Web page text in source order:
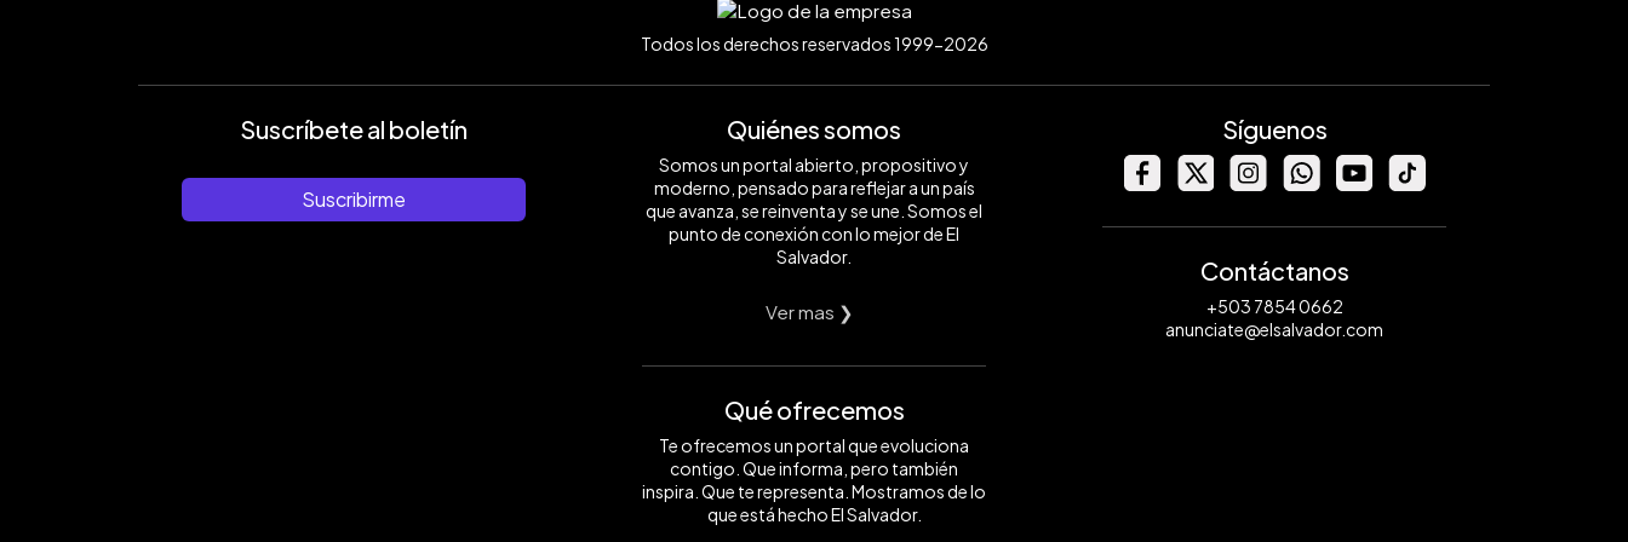
Todos los derechos reservados 1999-2026
Suscríbete al boletín
Suscribirme
Quiénes somos
Somos un portal abierto, propositivo y
moderno, pensado para reflejar a un país
que avanza, se reinventa y se une. Somos el
punto de conexión con lo mejor de El
Salvador.
Ver mas ❯
Qué ofrecemos
Te ofrecemos un portal que evoluciona
contigo. Que informa, pero también
inspira. Que te representa. Mostramos de lo
que está hecho El Salvador.
Síguenos
Contáctanos
+503 7854 0662
anunciate@elsalvador.com